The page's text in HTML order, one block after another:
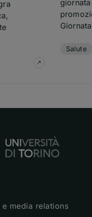
su Malattie
Salute
media relations